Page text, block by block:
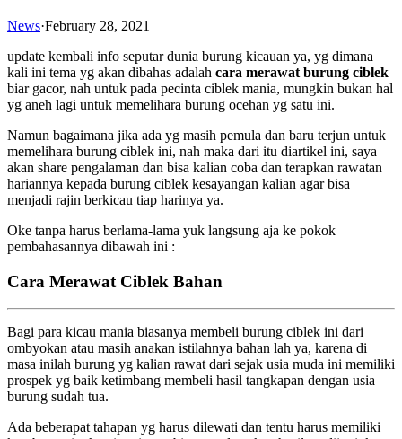
News·February 28, 2021
update kembali info seputar dunia burung kicauan ya, yg dimana
kali ini tema yg akan dibahas adalah cara merawat burung ciblek
biar gacor, nah untuk pada pecinta ciblek mania, mungkin bukan hal
yg aneh lagi untuk memelihara burung ocehan yg satu ini.
Namun bagaimana jika ada yg masih pemula dan baru terjun untuk
memelihara burung ciblek ini, nah maka dari itu diartikel ini, saya
akan share pengalaman dan bisa kalian coba dan terapkan rawatan
hariannya kepada burung ciblek kesayangan kalian agar bisa
menjadi rajin berkicau tiap harinya ya.
Oke tanpa harus berlama-lama yuk langsung aja ke pokok
pembahasannya dibawah ini :
Cara Merawat Ciblek Bahan
Bagi para kicau mania biasanya membeli burung ciblek ini dari
ombyokan atau masih anakan istilahnya bahan lah ya, karena di
masa inilah burung yg kalian rawat dari sejak usia muda ini memiliki
prospek yg baik ketimbang membeli hasil tangkapan dengan usia
burung sudah tua.
Ada beberapat tahapan yg harus dilewati dan tentu harus memiliki